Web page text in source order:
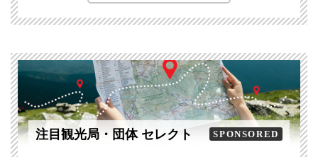
注目観光局・団体 セレクト SPONSORED